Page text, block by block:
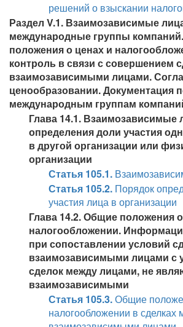
решений о взыскании
Раздел V.1. Взаимозависимые
международные группы
положения о ценах и
контроль в связи с совершением
взаимозависимыми лицами.
ценообразовании. Документация
международным группам
Глава 14.1. Взаимозависимые
определения доли участия
в другой организации или
организации
Статья 105.1.
Статья 105.2. Порядок
участия лица в организации
Глава 14.2. Общие положения
налогообложении.
при сопоставлении условий
взаимозависимыми лицами с
сделок между лицами, не
взаимозависимыми
Статья 105.3.Общие
налогообложении в сделках